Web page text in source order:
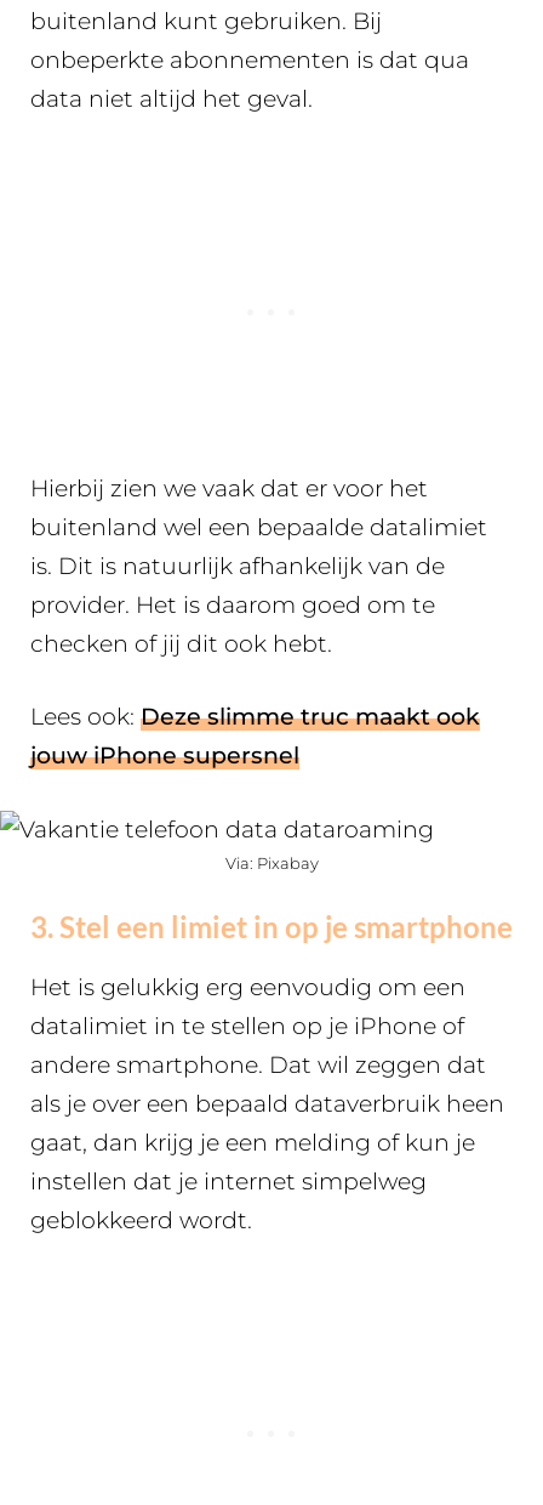
buitenland kunt gebruiken. Bij
onbeperkte abonnementen is dat qua
data niet altijd het geval.
Hierbij zien we vaak dat er voor het
buitenland wel een bepaalde datalimiet
is. Dit is natuurlijk afhankelijk van de
provider. Het is daarom goed om te
checken of jij dit ook hebt.
Lees ook: Deze slimme truc maakt ook
jouw iPhone supersnel
Via: Pixabay
3. Stel een limiet in op je smartphone
Het is gelukkig erg eenvoudig om een
datalimiet in te stellen op je iPhone of
andere smartphone. Dat wil zeggen dat
als je over een bepaald dataverbruik heen
gaat, dan krijg je een melding of kun je
instellen dat je internet simpelweg
geblokkeerd wordt.